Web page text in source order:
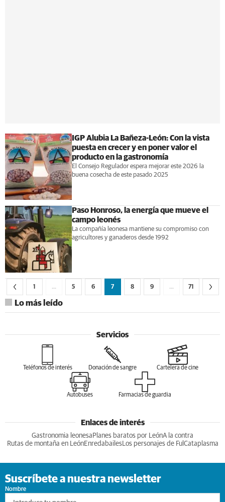
IGP Alubia La Bañeza-León: Con la vista
puesta en crecer y en poner valor el
producto en la gastronomía
El Consejo Regulador espera mejorar este 2026 la
buena cosecha de este pasado 2025
Paso Honroso, la energía que mueve el
campo leonés
La compañía leonesa mantiene su compromiso con
agricultores y ganaderos desde 1992
1 … 5 6 7 8 9 … 71
Lo más leído
Servicios
Teléfonos de interés Donación de sangre Cartelera de cine
Autobuses Farmacias de guardia
Enlaces de interés
Gastronomia leonesa Planes baratos por LeónA la contra
Rutas de montaña en LeónEnredabailesLos personajes de Ful Cataplasma
Suscríbete a nuestra newsletter
Nombre